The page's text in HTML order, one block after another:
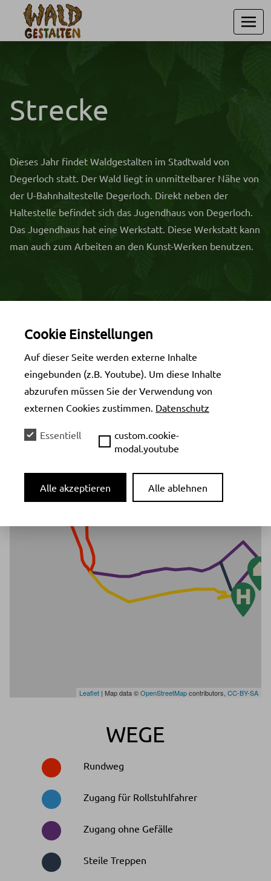
Strecke
Dieses Jahr findet Waldgestalten im Stadtwald von
Degerloch statt. Der Wald liegt in unmittelbarer Nähe von
der U-Bahnhaltestelle Degerloch. Direkt neben der
Haltestelle befindet sich das Jugendhaus von Degerloch.
Das Jugendhaus hat eine Werkstatt. Diese Werkstatt kann
man auch zum Arbeiten an den Kunst-Werken benutzen.
+
−
Leaflet | Map data ©OpenStreetMapcontributors, CC-BY-SA
WEGE
Rundweg
Zugang für Rollstuhlfahrer
Zugang ohne Gefälle
Steile Treppen
Cookie Einstellungen
Auf dieser Seite werden externe Inhalte
eingebunden (z.B. Youtube). Um diese Inhalte
abzurufen müssen Sie der Verwendung von
externen Cookies zustimmen. Datenschutz
Essentiell
custom.cookie-
modal.youtube
Alle akzeptieren Alle ablehnen